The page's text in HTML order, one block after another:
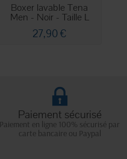
Boxer lavable Tena
Men - Noir - Taille L
27,90 €
Paiement sécurisé
Paiement en ligne 100% sécurisé par
carte bancaire ou Paypal